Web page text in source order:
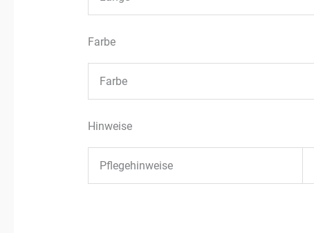
Farbe
Farbe
Hinweise
Pflegehinweise